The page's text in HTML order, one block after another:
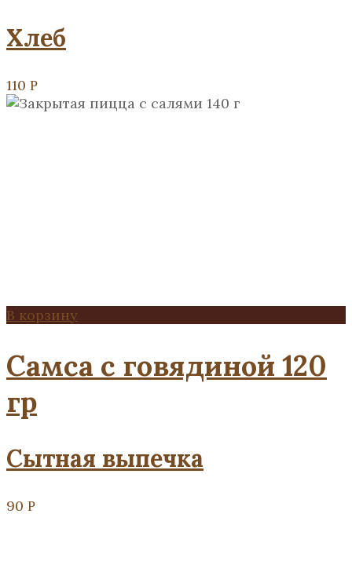
Хлеб
110 Р
В корзину
Самса с говядиной 120
гр
Сытная выпечка
90 Р